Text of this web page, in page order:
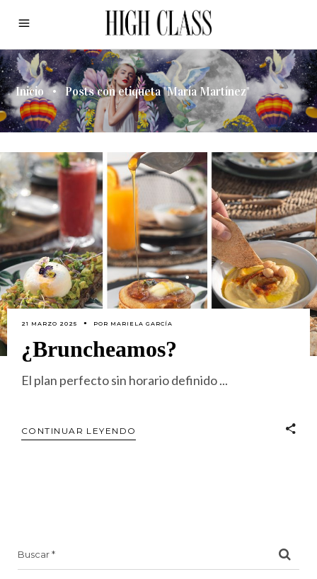
Inicio • Posts con etiqueta "María Martínez"
21 MARZO 2025 POR MARIELA GARCÍA
¿Bruncheamos?
El plan perfecto sin horario definido
CONTINUAR LEYENDO